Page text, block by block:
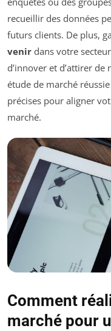
recueillir des données
futurs clients. De plus,
venir dans votre
d’innover et d’attirer
étude de marché
précises pour aligner
marché.
Comment
marché pour